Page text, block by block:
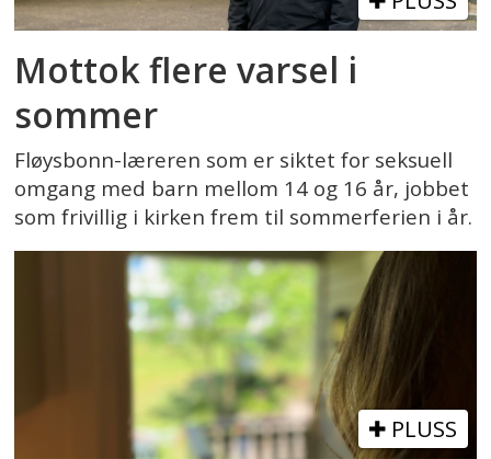
Mottok flere varsel i
sommer
Fløysbonn-læreren som er siktet for seksuell
omgang med barn mellom 14 og 16 år, jobbet
som frivillig i kirken frem til sommerferien i år.
PLUSS